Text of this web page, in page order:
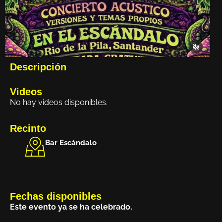
Descripción
Videos
No hay videos disponibles.
Recinto
Bar Escándalo
Fechas disponibles
Este evento ya se ha celebrado.